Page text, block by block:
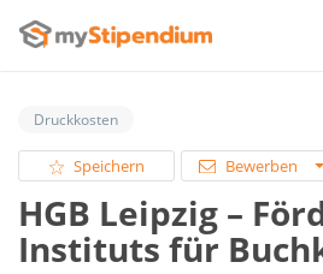
Druckkosten
Speichern Bewerben
HGB Leipzig –
Instituts für